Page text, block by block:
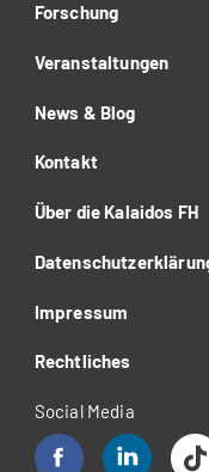
Forschung
Veranstaltungen
News & Blog
Kontakt
Über die Kalaidos FH
Impressum
Rechtliches
Social Media